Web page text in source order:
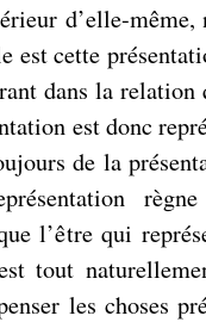
d’elle-
est cette
dans la
est donc
de la
l’être qui
tout
les choses